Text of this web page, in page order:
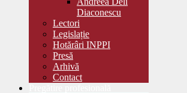
Diaconescu
Lectori
Legislație
Hotărâri INPPI
Presă
Arhivă
Contact